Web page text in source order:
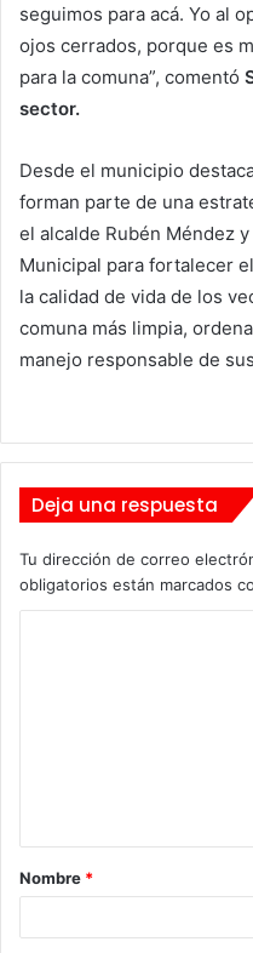
seguimos para acá. Yo al
ojos cerrados, porque es
para la comuna”, comentó
sector.
Desde el municipio
forman parte de una
el alcalde Rubén Méndez
Municipal para fortalecer
la calidad de vida de los
comuna más limpia,
manejo responsable de
Deja una respuesta
Tu dirección de correo
obligatorios están marcados
a
r
Nombre *